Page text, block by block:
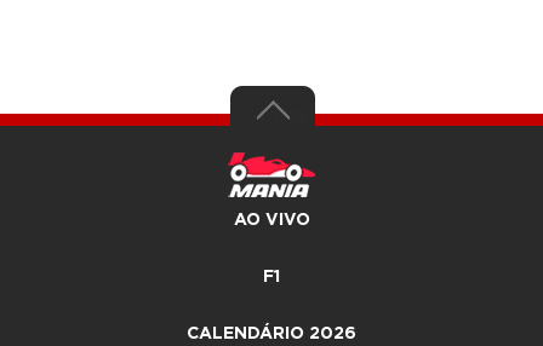
AO VIVO
F1
CALENDÁRIO 2026